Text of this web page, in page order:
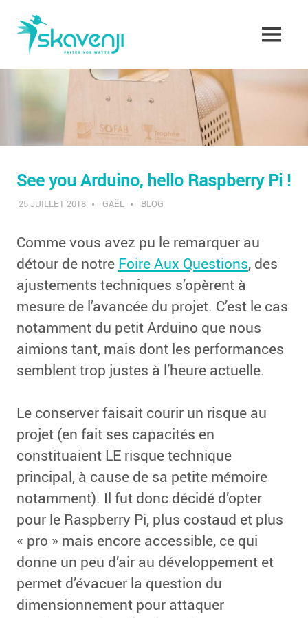
content
MENU
See you Arduino, hello Raspberry Pi !
25 JUILLET 2018 GAËL BLOG
Comme vous avez pu le remarquer au
détour de notre Foire Aux Questions, des
ajustements techniques s’opèrent à
mesure de l’avancée du projet. C’est le cas
notamment du petit Arduino que nous
aimions tant, mais dont les performances
semblent trop justes à l’heure actuelle.
Le conserver faisait courir un risque au
projet (en fait ses capacités en
constituaient LE risque technique
principal, à cause de sa petite mémoire
notamment). Il fut donc décidé d’opter
pour le Raspberry Pi, plus costaud et plus
« pro » mais encore accessible, ce qui
donne un peu d’air au développement et
permet d’évacuer la question du
dimensionnement pour attaquer